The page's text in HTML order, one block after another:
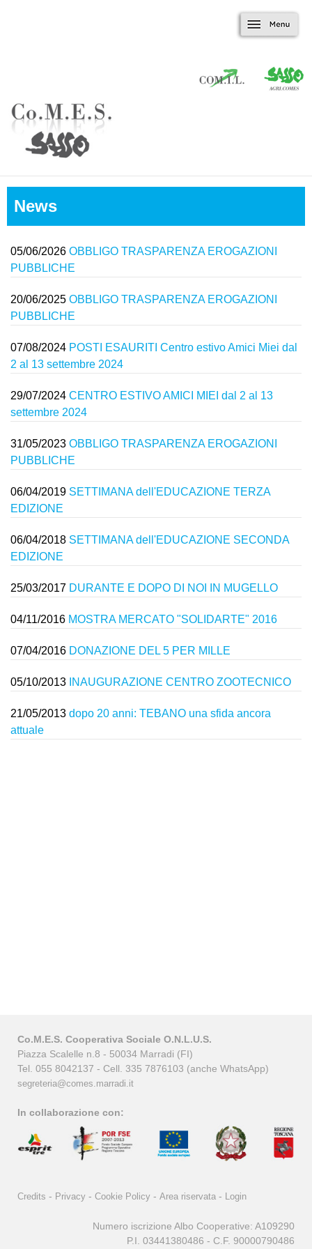
News
05/06/2026 OBBLIGO TRASPARENZA EROGAZIONI
PUBBLICHE
20/06/2025 OBBLIGO TRASPARENZA EROGAZIONI
PUBBLICHE
07/08/2024 POSTI ESAURITI Centro estivo Amici Miei dal
2 al 13 settembre 2024
29/07/2024 CENTRO ESTIVO AMICI MIEI dal 2 al 13
settembre 2024
31/05/2023 OBBLIGO TRASPARENZA EROGAZIONI
PUBBLICHE
06/04/2019 SETTIMANA dell'EDUCAZIONE TERZA
EDIZIONE
06/04/2018 SETTIMANA dell'EDUCAZIONE SECONDA
EDIZIONE
25/03/2017 DURANTE E DOPO DI NOI IN MUGELLO
04/11/2016 MOSTRA MERCATO "SOLIDARTE" 2016
07/04/2016 DONAZIONE DEL 5 PER MILLE
05/10/2013 INAUGURAZIONE CENTRO ZOOTECNICO
21/05/2013 dopo 20 anni: TEBANO una sfida ancora
attuale
Co.M.E.S. Cooperativa Sociale O.N.L.U.S.
Piazza Scalelle n.8 - 50034 Marradi (FI)
Tel. 055 8042137 - Cell. 335 7876103 (anche WhatsApp)
segreteria@comes.marradi.it
In collaborazione con:
Credits - Privacy - Cookie Policy - Area riservata - Login
Numero iscrizione Albo Cooperative: A109290
P.I. 03441380486 - C.F. 90000790486